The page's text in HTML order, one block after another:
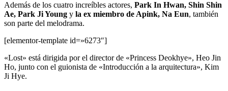
Además de los cuatro increíbles actores, Park In Hwan, Shin Shin
Ae, Park Ji Young y la ex miembro de Apink, Na Eun, también
son parte del melodrama.
[elementor-template id=»6273″]
«Lost» está dirigida por el director de «Princess Deokhye», Heo Jin
Ho, junto con el guionista de «Introducción a la arquitectura», Kim
Ji Hye.